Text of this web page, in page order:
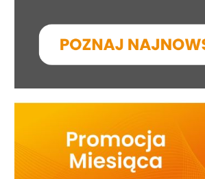
Zestawy akumulatorów
Akumulatory
Akcesoria do magazynów